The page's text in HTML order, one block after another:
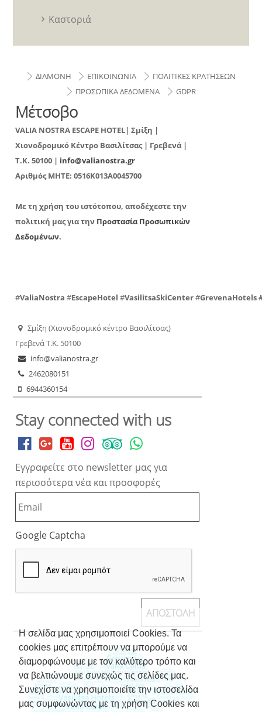
Η σελίδα μας χρησιμοποιεί Cookies. Τα
cookies μας επιτρέπουν να μπορούμε να
διαμορφώνουμε με τον καλύτερο τρόπο και
να βελτιώνουμε συνεχώς τις σελίδες μας.
Συνεχίστε να χρησιμοποιείτε την ιστοσελίδα
μας συμφωνώντας με τη χρήση Cookies και
Καστοριά
ΔΙΑΜΟΝΗ ΕΠΙΚΟΙΝΩΝΙΑ
ΠΟΛΙΤΙΚΕΣ ΚΡΑΤΗΣΕΩΝ
ΠΡΟΣΩΠΙΚΑ ΔΕΔΟΜΕΝΑ
GDPR
Μέτσοβο
VALIA NOSTRA ESCAPE HOTEL| Σμίξη |
Χιονοδρομικό Κέντρο Βασιλίτσας | Γρεβενά |
T.K. 50100 | info@valianostra.gr
Αριθμός ΜΗΤΕ: 0516K013A0045700
Με τη χρήση του ιστότοπου, αποδέχεστε την
πολιτική μας για την Προστασία Προσωπικών
Δεδομένων.
#ValiaNostra#EscapeHotel #VasilitsaSkiCenter#GrevenaHotels
Σμίξη (Χιονοδρομικό κέντρο Βασιλίτσας)
Γρεβενά Τ.Κ. 50100
info@valianostra.gr
2462080151
6944360154
Stay connected with us
Εγγραφείτε στο newsletter μας για
περισσότερα νέα και προσφορές
Google Captcha